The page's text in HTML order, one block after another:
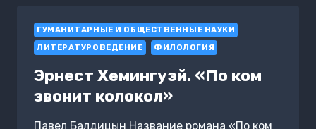
ГУМАНИТАРНЫЕ И ОБЩЕСТВЕННЫЕ НАУКИ
ЛИТЕРАТУРОВЕДЕНИЕ
ФИЛОЛОГИЯ
Эрнест Хемингуэй. «По ком
звонит колокол»
Павел Балдицын Название романа «По ком